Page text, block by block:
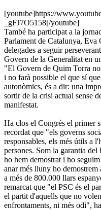
[youtube]https://
_gFJ7O5158[/youtube]
També ha participat a la
Parlament de Catalunya, Eva
delegades a seguir
Govern de la Generalitat en
"El Govern de Quim Torra
i no farà possible el que sí
autonòmics, és a dir: una
sortir de la crisi actual sense
manifestat.
Ha clos el Congrés el primer
recordat que "els governs
responsables, els més útils a
persones. Som la garantia
ho hem demostrat i ho
anar més lluny ho
a més de 800.000 llars
remarcat que "el PSC és el
el partit d'aquells que no
enfrontaments, ni més odi",